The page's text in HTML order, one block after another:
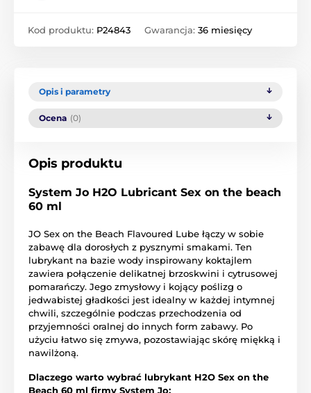
Kod produktu: P24843 Gwarancja: 36 miesięcy
Opis i parametry
Ocena (0)
Opis produktu
System Jo H2O Lubricant Sex on the beach
60 ml
JO Sex on the Beach Flavoured Lube łączy w sobie
zabawę dla dorosłych z pysznymi smakami. Ten
lubrykant na bazie wody inspirowany koktajlem
zawiera połączenie delikatnej brzoskwini i cytrusowej
pomarańczy. Jego zmysłowy i kojący poślizg o
jedwabistej gładkości jest idealny w każdej intymnej
chwili, szczególnie podczas przechodzenia od
przyjemności oralnej do innych form zabawy. Po
użyciu łatwo się zmywa, pozostawiając skórę miękką i
nawilżoną.
Dlaczego warto wybrać lubrykant H2O Sex on the
Beach 60 ml firmy System Jo: